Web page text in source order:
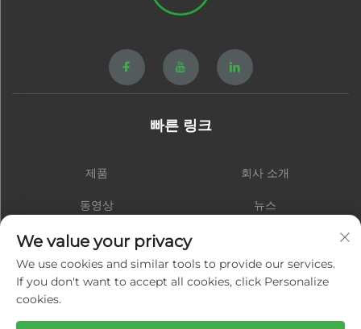
빠른 링크
제품 회사 소개
동영상 뉴스
연락처
We value your privacy
We use cookies and similar tools to provide our services.
If you don't want to accept all cookies, click Personalize
cookies.